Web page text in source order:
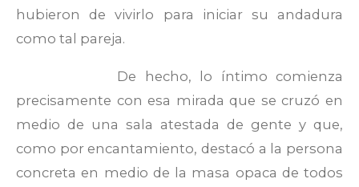
hubieron de vivirlo para iniciar su andadura
como tal pareja.
De hecho, lo íntimo comienza
precisamente con esa mirada que se cruzó en
medio de una sala atestada de gente y que,
como por encantamiento, destacó a la persona
concreta en medio de la masa opaca de todos